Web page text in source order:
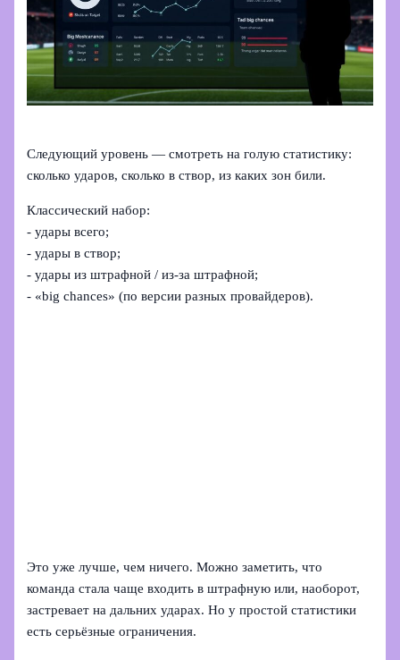
Следующий уровень — смотреть на голую статистику:
сколько ударов, сколько в створ, из каких зон били.
Классический набор:
- удары всего;
- удары в створ;
- удары из штрафной / из-за штрафной;
- «big chances» (по версии разных провайдеров).
Это уже лучше, чем ничего. Можно заметить, что
команда стала чаще входить в штрафную или, наоборот,
застревает на дальних ударах. Но у простой статистики
есть серьёзные ограничения.